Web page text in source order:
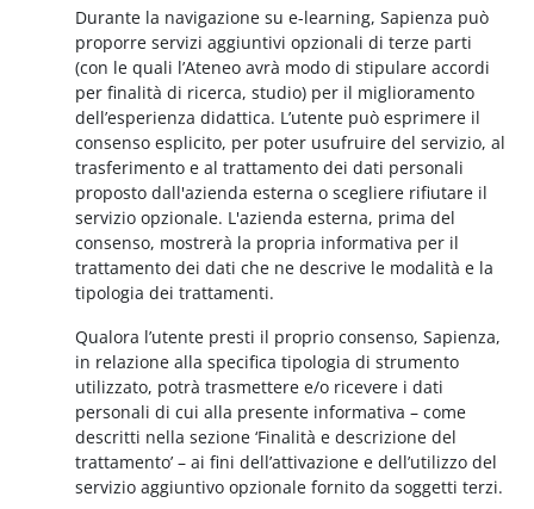
Durante la navigazione su e-learning, Sapienza può
proporre servizi aggiuntivi opzionali di terze parti
(con le quali l’Ateneo avrà modo di stipulare accordi
per finalità di ricerca, studio) per il miglioramento
dell’esperienza didattica. L’utente può esprimere il
consenso esplicito, per poter usufruire del servizio, al
trasferimento e al trattamento dei dati personali
proposto dall'azienda esterna o scegliere rifiutare il
servizio opzionale. L'azienda esterna, prima del
consenso, mostrerà la propria informativa per il
trattamento dei dati che ne descrive le modalità e la
tipologia dei trattamenti.
Qualora l’utente presti il proprio consenso, Sapienza,
in relazione alla specifica tipologia di strumento
utilizzato, potrà trasmettere e/o ricevere i dati
personali di cui alla presente informativa – come
descritti nella sezione ‘Finalità e descrizione del
trattamento’ – ai fini dell’attivazione e dell’utilizzo del
servizio aggiuntivo opzionale fornito da soggetti terzi.